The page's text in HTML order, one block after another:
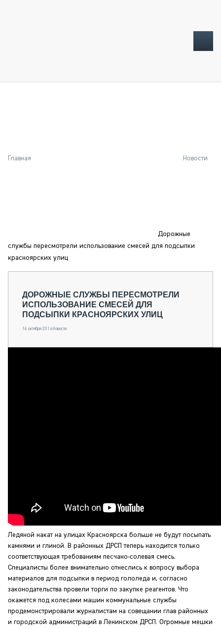
СПЕЦПРОЕКТЫ
МЕРОПРИЯТИЯ
СТАТЬИ ПО КАТЕГОРИЯМ ТЕХНИКИ
Главная Новости
Дорожные
службы пересмотрели использование смесей для подсыпки
красноярских улиц
ДОРОЖНЫЕ СЛУЖБЫ ПЕРЕСМОТРЕЛИ
ИСПОЛЬЗОВАНИЕ СМЕСЕЙ ДЛЯ
ПОДСЫПКИ КРАСНОЯРСКИХ УЛИЦ
16 октября 2014 Новости
Ледяной накат на улицах Красноярска больше не будут посыпать
камнями и глиной. В районных ДРСП теперь находится только
соответствующая требованиям песчано-солевая смесь.
Специалисты более внимательно отнеслись к вопросу выбора
материалов для подсыпки в период гололеда и, согласно
законодательства провели торги по закупке реагентов. Что
окажется под колесами машин коммунальные службы
продемонстрировали журналистам на совещании глав районных
и городской администраций в Ленинском ДРСП. Огромные мешки